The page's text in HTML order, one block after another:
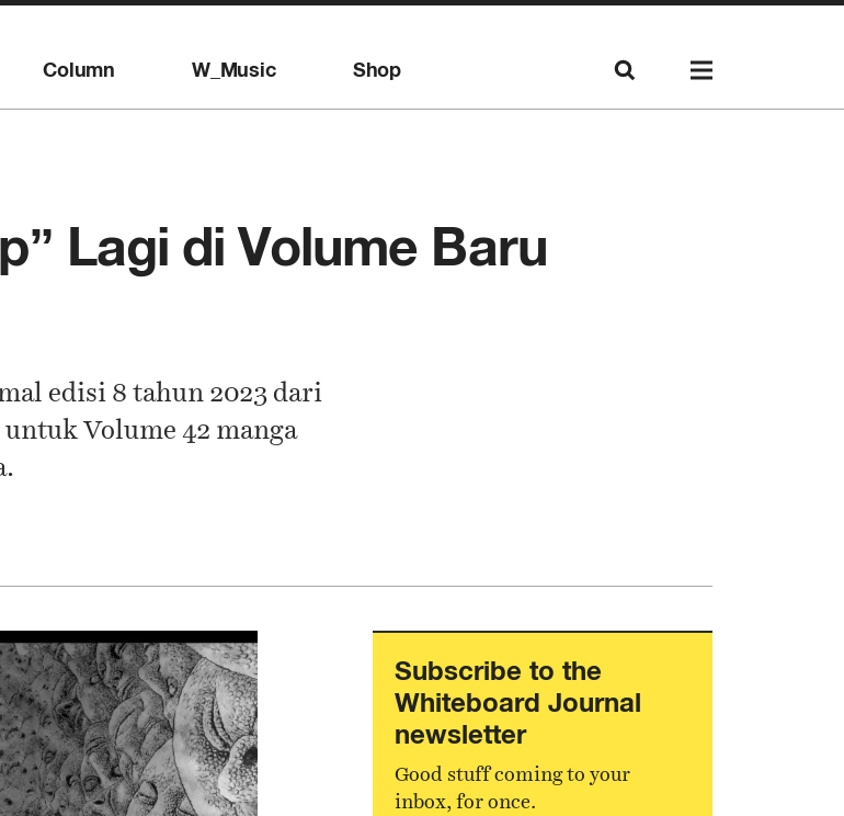
Column W_Music Shop
Lagi di Volume Baru
edisi 8 tahun 2023 dari
Volume 42 manga
Subscribe to the
Whiteboard Journal
newsletter
Good stuff coming to your
inbox, for once.